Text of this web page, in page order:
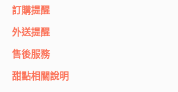
訂購提醒
外送提醒
售後服務
甜點相關說明